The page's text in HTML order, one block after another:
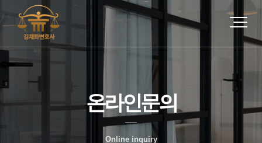
온라인문의
Online inquiry